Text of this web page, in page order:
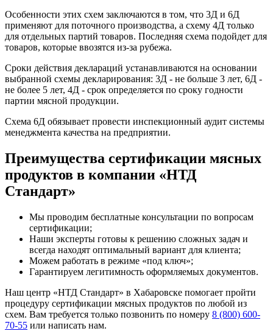
Особенности этих схем заключаются в том, что 3Д и 6Д
применяют для поточного производства, а схему 4Д только
для отдельных партий товаров. Последняя схема подойдет для
товаров, которые ввозятся из-за рубежа.
Сроки действия деклараций устанавливаются на основании
выбранной схемы декларирования: 3Д - не больше 3 лет, 6Д -
не более 5 лет, 4Д - срок определяется по сроку годности
партии мясной продукции.
Схема 6Д обязывает провести инспекционный аудит системы
менеджмента качества на предприятии.
Преимущества сертификации мясных
продуктов в компании «НТД
Стандарт»
Мы проводим бесплатные консультации по вопросам
сертификации;
Наши эксперты готовы к решению сложных задач и
всегда находят оптимальный вариант для клиента;
Можем работать в режиме «под ключ»;
Гарантируем легитимность оформляемых документов.
Наш центр «НТД Стандарт» в Хабаровске помогает пройти
процедуру сертификации мясных продуктов по любой из
схем. Вам требуется только позвонить по номеру 8 (800) 600-
70-55 или написать нам.